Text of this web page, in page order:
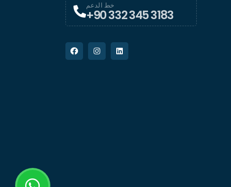
خط الدعم
+90 332 345 3183